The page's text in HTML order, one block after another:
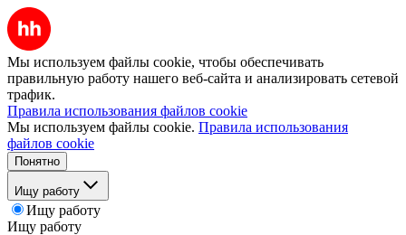
Мы используем файлы cookie, чтобы обеспечивать
правильную работу нашего веб-сайта и анализировать сетевой
трафик.
Правила использования файлов cookie
Мы используем файлы cookie. Правила использования
файлов cookie
Понятно
Ищу работу
Ищу работу
Ищу работу